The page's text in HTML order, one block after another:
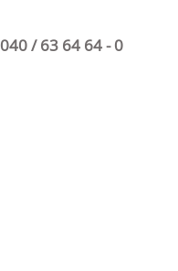
040 / 63 64 64 - 0